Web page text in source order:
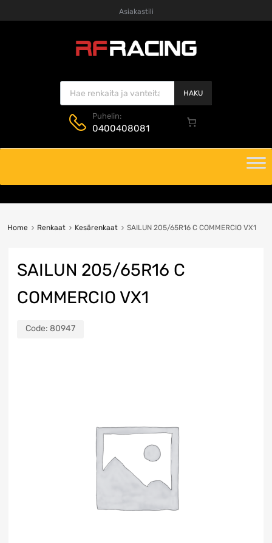
Asiakastili
Products search
HAKU
Puhelin:
0400408081
content
Home Renkaat Kesärenkaat SAILUN 205/65R16 C COMMERCIO VX1
SAILUN 205/65R16 C
COMMERCIO VX1
Code: 80947